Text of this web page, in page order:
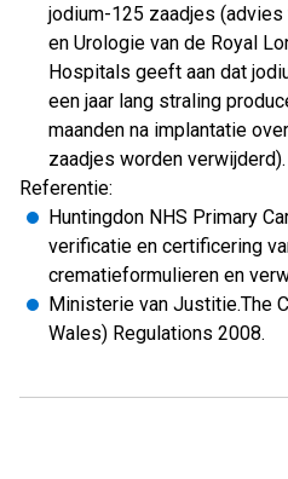
jodium-125 zaadjes
en Urologie van de Royal
Hospitals geeft aan dat
een jaar lang straling
maanden na implantatie
zaadjes worden verwijderd).
Referentie:
Huntingdon NHS Primary
verificatie en certificering
crematieformulieren en
Ministerie van Justitie.The
Wales) Regulations 2008.